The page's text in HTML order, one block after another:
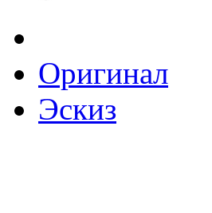
Оригинал
Эскиз